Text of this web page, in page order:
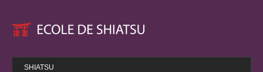
SHIATSU